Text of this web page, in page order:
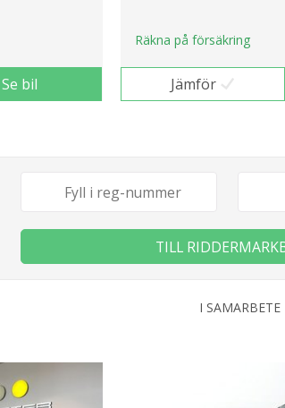
Se bil
Räkna på försäkring
Jämför
TILL
I SAMARBETE